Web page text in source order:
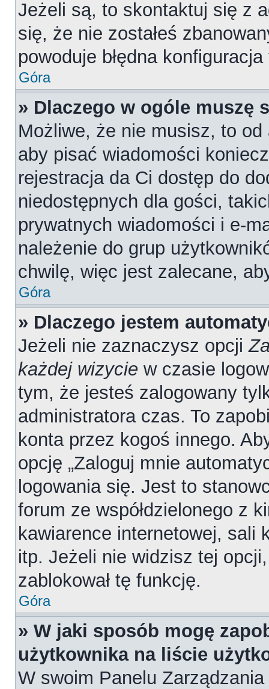
Jeżeli są, to skontaktuj się z
się, że nie zostałeś
powoduje błędna
Góra
» Dlaczego w ogóle muszę
Możliwe, że nie musisz, to
aby pisać wiadomości
rejestracja da Ci dostęp do
niedostępnych dla gości,
prywatnych wiadomości i e-
należenie do grup
chwilę, więc jest zalecane,
Góra
» Dlaczego jestem
Jeżeli nie zaznaczysz opcji
każdej wizycie w czasie
tym, że jesteś zalogowany
administratora czas. To
konta przez kogoś innego.
opcję „Zaloguj mnie
logowania się. Jest to
forum ze współdzielonego z
kawiarence internetowej, sali
itp. Jeżeli nie widzisz tej
zablokował tę funkcję.
Góra
» W jaki sposób mogę
użytkownika na liście
W swoim Panelu